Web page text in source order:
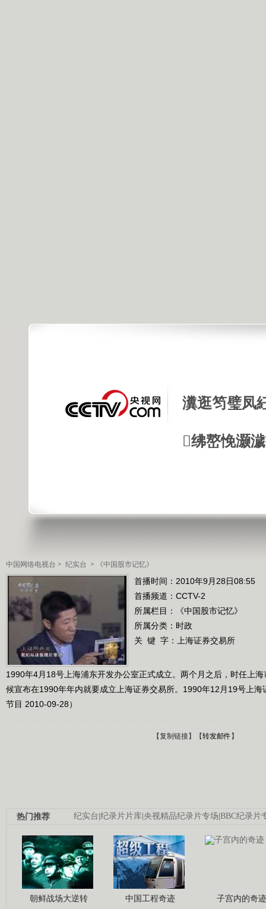
瀵逛笉璧凤
绋嶅悗灏
中国网络电视台 > 纪实台 > 《中国股市记忆》
首播时间：2010年9月28日08:55
首播频道： CCTV-2
所属栏目：
《中国股市记忆》
所属分类：时政
关 键 字：
上海证券交易所
1990年4月18号上海浦东开发办公室正式成立。两个月之后，时任上
候宣布在1990年年内就要成立上海证券交易所。1990年12月19号上
节目 2010-09-28）
【复制链接】【转发邮件】
纪实台|纪录片片库|央视精品纪录片专场|BBC纪录片
热门推荐
朝鲜战场大逆转 中国工程奇迹 子宫内的奇迹